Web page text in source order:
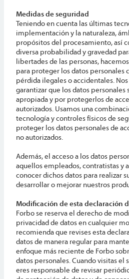
Medidas de seguridad
Teniendo en cuenta las últimas
implementación y la naturaleza,
propósitos del procesamiento, así
diversa probabilidad y gravedad
libertades de las personas,
para proteger los datos personales
pérdida ilegales o accidentales.
garantizar que los datos personales
apropiada y por protegerlos de
autorizados. Usamos una
tecnología y controles físicos de
proteger los datos personales de
no autorizados.
Además, el acceso a los datos
aquellos empleados, contratistas y
conocer dichos datos para realizar
desarrollar o mejorar nuestros
Modificación de esta declaración
Forbo se reserva el derecho de
privacidad de datos en cualquier
recomienda que revises esta
datos de manera regular para
enfoque más reciente de Forbo
datos personales. Cuando visitas
eres responsable de revisar